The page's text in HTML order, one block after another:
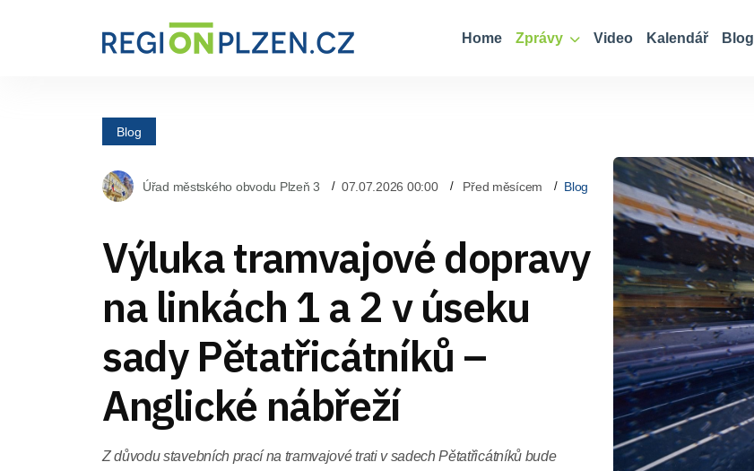
Home Zprávy Video Kalendář Blog
Blog
Úřad městského obvodu Plzeň 3 07.07.2026 00:00 Před měsícem Blog
Výluka tramvajové dopravy
na linkách 1 a 2 v úseku
sady Pětatřicátníků –
Anglické nábřeží
Z důvodu stavebních prací na tramvajové trati v sadech Pětatřicátníků bude